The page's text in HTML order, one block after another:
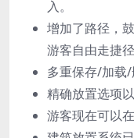
入。
增加了路径，
游客自由走捷
多重保存/加载
精确放置选项
游客现在可以